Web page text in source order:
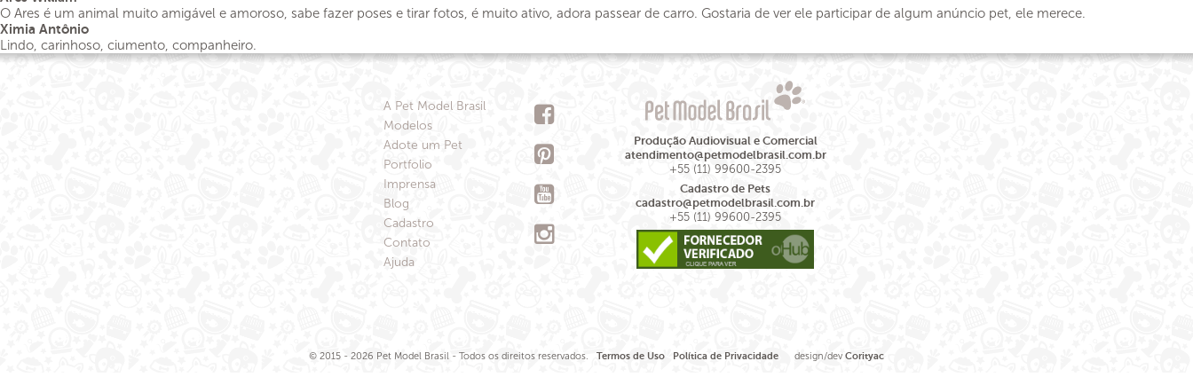
O Ares é um animal muito amigável e amoroso, sabe fazer poses e tirar fotos, é muito ativo, adora passear de carro. Gostaria de ver ele participar de algum anúncio pet, ele merece.
Ximia Antônio
Lindo, carinhoso, ciumento, companheiro.
A Pet Model Brasil
Modelos
Adote um Pet
Portfolio
Imprensa
Blog
Cadastro
Contato
Ajuda
Produção Audiovisual e Comercial
atendimento@petmodelbrasil.com.br
+55 (11) 99600-2395
Cadastro de Pets
cadastro@petmodelbrasil.com.br
+55 (11) 99600-2395
© 2015 - 2026 Pet Model Brasil - Todos os direitos reservados. Termos de Uso Política de Privacidade design/dev Corityac